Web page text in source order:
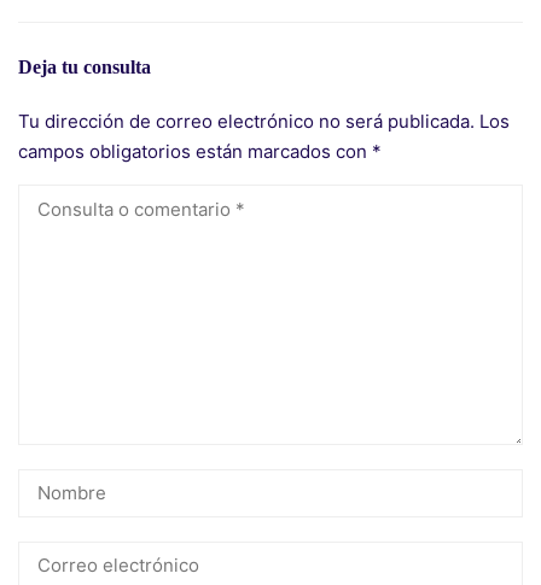
Deja tu consulta
Tu dirección de correo electrónico no será publicada. Los
campos obligatorios están marcados con *